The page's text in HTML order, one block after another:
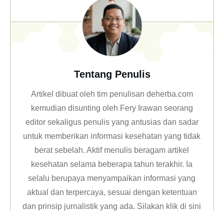
Tentang Penulis
Artikel dibuat oleh tim penulisan deherba.com
kemudian disunting oleh Fery Irawan seorang
editor sekaligus penulis yang antusias dan sadar
untuk memberikan informasi kesehatan yang tidak
berat sebelah. Aktif menulis beragam artikel
kesehatan selama beberapa tahun terakhir. Ia
selalu berupaya menyampaikan informasi yang
aktual dan terpercaya, sesuai dengan ketentuan
dan prinsip jurnalistik yang ada. Silakan klikdi sini